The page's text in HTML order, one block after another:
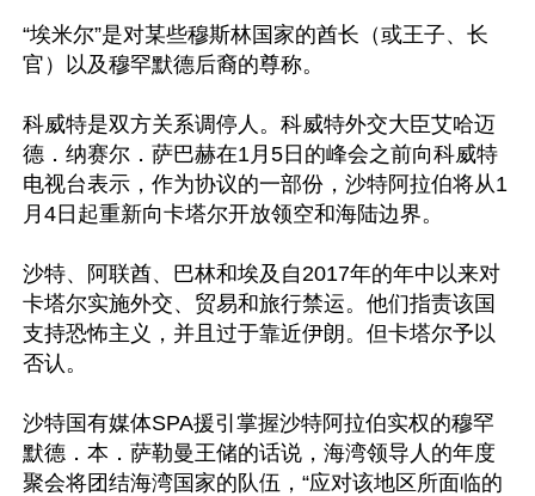
“埃米尔”是对某些穆斯林国家的酋长（或王子、长
官）以及穆罕默德后裔的尊称。
科威特是双方关系调停人。科威特外交大臣艾哈迈
德．纳赛尔．萨巴赫在1月5日的峰会之前向科威特
电视台表示，作为协议的一部份，沙特阿拉伯将从1
月4日起重新向卡塔尔开放领空和海陆边界。
沙特、阿联酋、巴林和埃及自2017年的年中以来对
卡塔尔实施外交、贸易和旅行禁运。他们指责该国
支持恐怖主义，并且过于靠近伊朗。但卡塔尔予以
否认。
沙特国有媒体SPA援引掌握沙特阿拉伯实权的穆罕
默德．本．萨勒曼王储的话说，海湾领导人的年度
聚会将团结海湾国家的队伍，“应对该地区所面临的